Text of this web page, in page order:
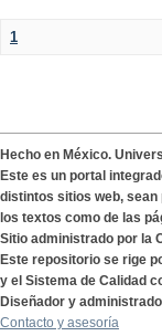
1
Hecho en México.
Este es un portal
distintos sitios web, sean
los textos como de las
Sitio administrado por la
Este repositorio se rige
y el Sistema de Calidad
Diseñador y
Contacto y asesoría